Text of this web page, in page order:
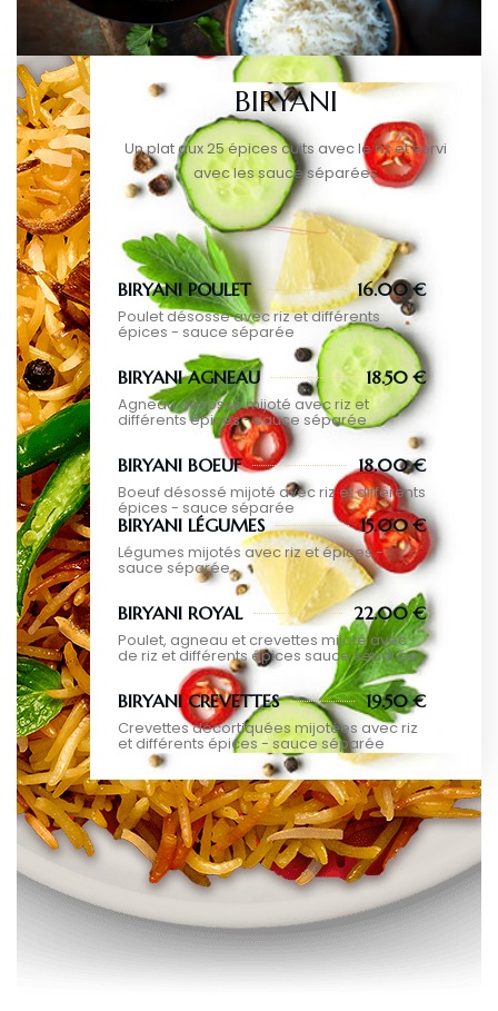
BIRYANI
Un plat aux 25 épices cuits avec le riz et servi
avec les sauce séparées
BIRYANI POULET 16.00 €
Poulet désossé avec riz et différents
épices - sauce séparée
BIRYANI AGNEAU 18.50 €
Agneau désossé mijoté avec riz et
différents épices - sauce séparée
BIRYANI BOEUF 18.00 €
Boeuf désossé mijoté avec riz et différents
épices - sauce séparée
BIRYANI LÉGUMES 15.00 €
Légumes mijotés avec riz et épices -
sauce séparée
BIRYANI ROYAL 22.00 €
Poulet, agneau et crevettes mijoté avec
de riz et différents épices sauce séparée
BIRYANI CREVETTES 19.50 €
Crevettes décortiquées mijotées avec riz
et différents épices - sauce séparée